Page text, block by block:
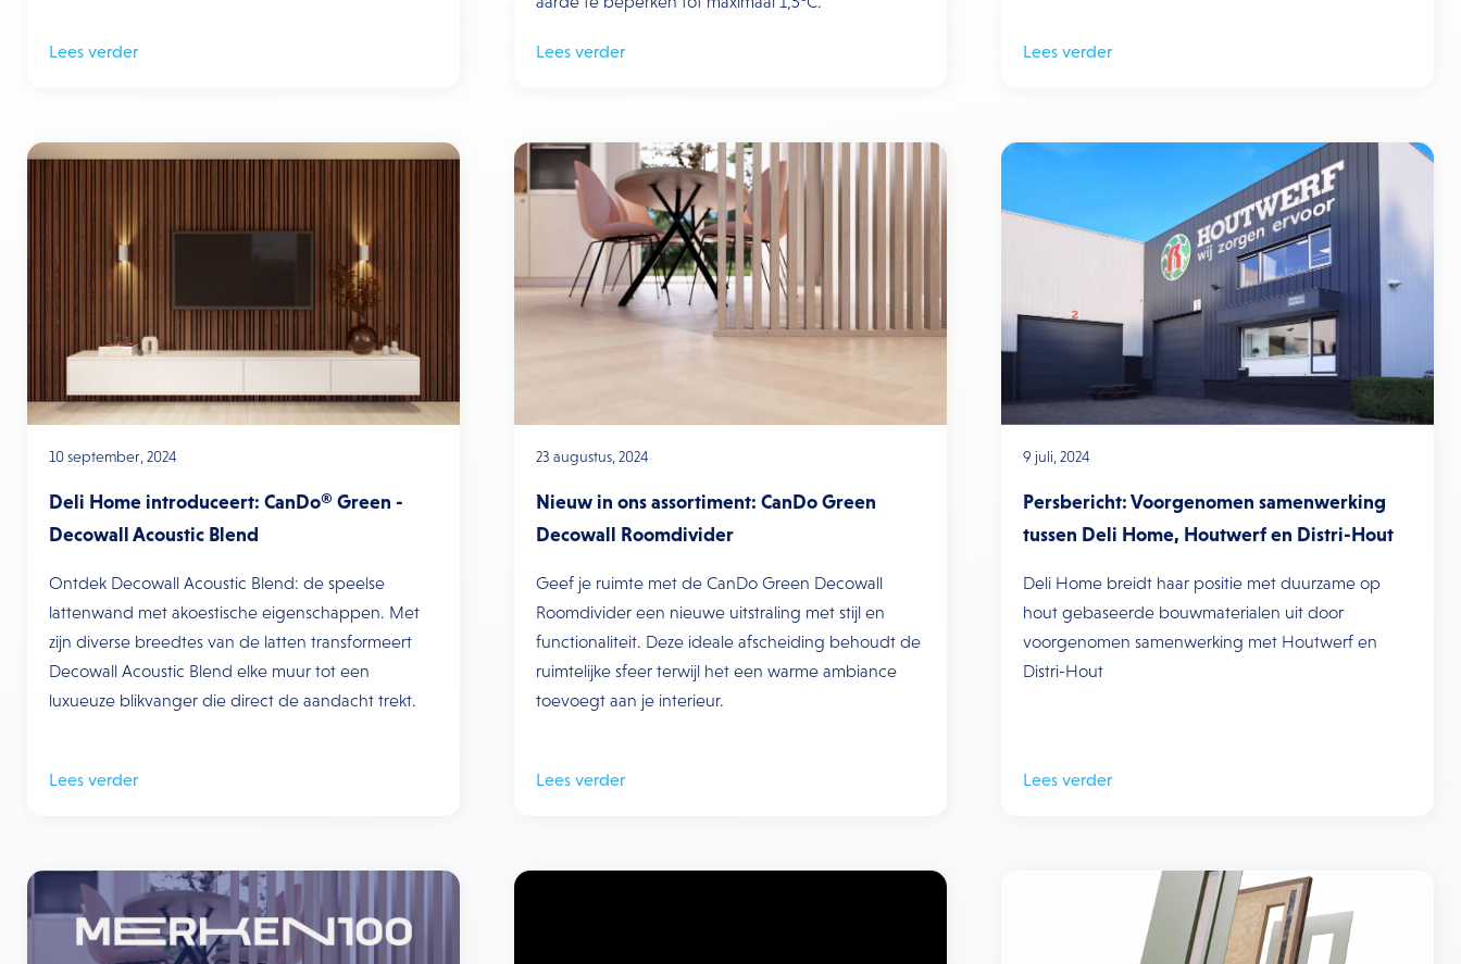
Lees verder Lees verder Lees verder
10 september, 2024
Deli Home introduceert: CanDo® Green -
Decowall Acoustic Blend
Ontdek Decowall Acoustic Blend: de speelse
lattenwand met akoestische eigenschappen. Met
zijn diverse breedtes van de latten transformeert
Decowall Acoustic Blend elke muur tot een
luxueuze blikvanger die direct de aandacht trekt.
Lees verder
23 augustus, 2024
Nieuw in ons assortiment: CanDo Green
Decowall Roomdivider
Geef je ruimte met de CanDo Green Decowall
Roomdivider een nieuwe uitstraling met stijl en
functionaliteit. Deze ideale afscheiding behoudt de
ruimtelijke sfeer terwijl het een warme ambiance
toevoegt aan je interieur.
Lees verder
9 juli, 2024
Persbericht: Voorgenomen samenwerking
tussen Deli Home, Houtwerf en Distri-Hout
Deli Home breidt haar positie met duurzame op
hout gebaseerde bouwmaterialen uit door
voorgenomen samenwerking met Houtwerf en
Distri-Hout
Lees verder